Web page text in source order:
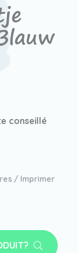
conseillé
/ Imprimer